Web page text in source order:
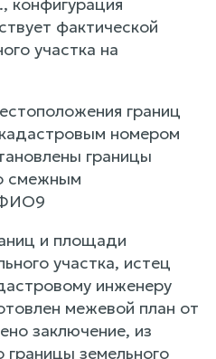
фактической
участка на
границ
номером
границы
смежным
ФИО9
и площади
участка, истец
инженеру
межевой план от
заключение, из
границы земельного